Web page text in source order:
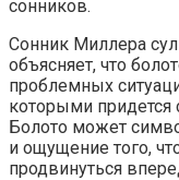
сонников.
Сонник Миллера
объясняет, что
проблемных
которыми придется
Болото может
и ощущение того,
продвинуться